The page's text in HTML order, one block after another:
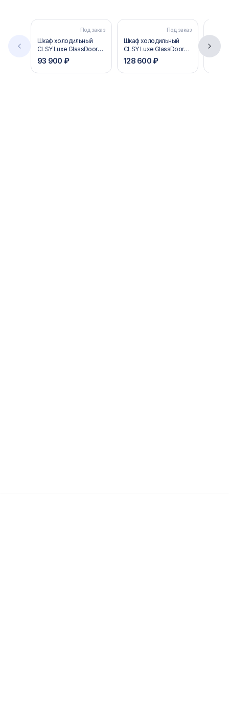
Под заказ
Шкаф холодильный
CLSY Luxe GlassDoor
500
93 900 ₽
Под заказ
Шкаф холодильный
CLSY Luxe GlassDoor
1000
128 600 ₽
Шкаф
Polair
139